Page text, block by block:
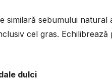
similară sebumului
cel gras.
dulci